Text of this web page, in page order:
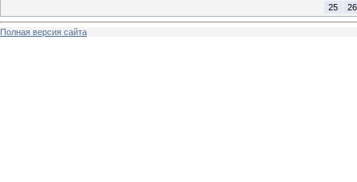
25
26
Полная версия сайта